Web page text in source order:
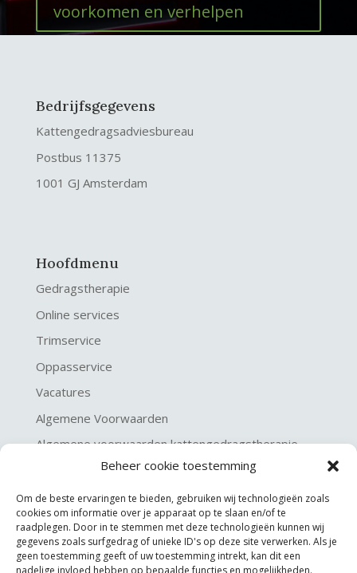
Beheer cookie toestemming
Om de beste ervaringen te bieden, gebruiken wij technologieën zoals
cookies om informatie over je apparaat op te slaan en/of te
raadplegen. Door in te stemmen met deze technologieën kunnen wij
gegevens zoals surfgedrag of unieke ID's op deze site verwerken. Als je
geen toestemming geeft of uw toestemming intrekt, kan dit een
nadelige invloed hebben op bepaalde functies en mogelijkheden.
voorkomen en verhelpen
Bedrijfsgegevens
Kattengedragsadviesbureau
Postbus 11375
1001 GJ Amsterdam
Hoofdmenu
Gedragstherapie
Online services
Trimservice
Oppasservice
Vacatures
Algemene Voorwaarden
Algemene voorwaarden kattengedragstherapie
Privacy verklaring
Disclaimer & Copyright